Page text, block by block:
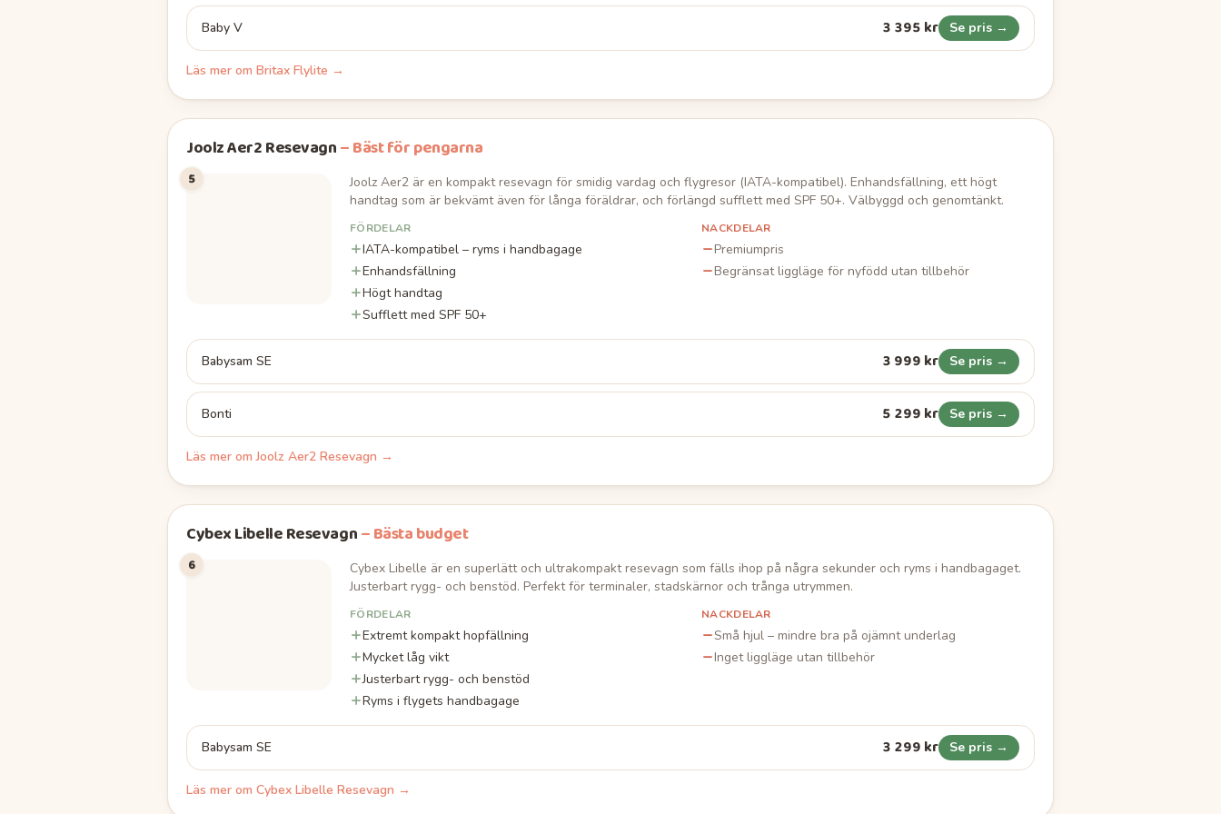
Baby V 3 395 kr Se pris →
Läs mer om Britax Flylite →
Joolz Aer2 Resevagn–Bäst för pengarna
5
Joolz Aer2 är en kompakt resevagn för smidig vardag och flygresor (IATA-kompatibel). Enhandsfällning, ett högt
handtag som är bekvämt även för långa föräldrar, och förlängd sufflett med SPF 50+. Välbyggd och genomtänkt.
FÖRDELAR
IATA-kompatibel – ryms i handbagage
Enhandsfällning
Högt handtag
Sufflett med SPF 50+
NACKDELAR
Premiumpris
Begränsat liggläge för nyfödd utan tillbehör
Babysam SE 3 999 kr Se pris →
Bonti 5 299 kr Se pris →
Läs mer omJoolz Aer2 Resevagn →
Cybex Libelle Resevagn–Bästa budget
6
Cybex Libelle är en superlätt och ultrakompakt resevagn som fälls ihop på några sekunder och ryms i handbagaget.
Justerbart rygg- och benstöd. Perfekt för terminaler, stadskärnor och trånga utrymmen.
FÖRDELAR
Extremt kompakt hopfällning
Mycket låg vikt
Justerbart rygg- och benstöd
Ryms i flygets handbagage
NACKDELAR
Små hjul – mindre bra på ojämnt underlag
Inget liggläge utan tillbehör
Babysam SE 3 299 kr Se pris →
Läs mer om Cybex Libelle Resevagn →